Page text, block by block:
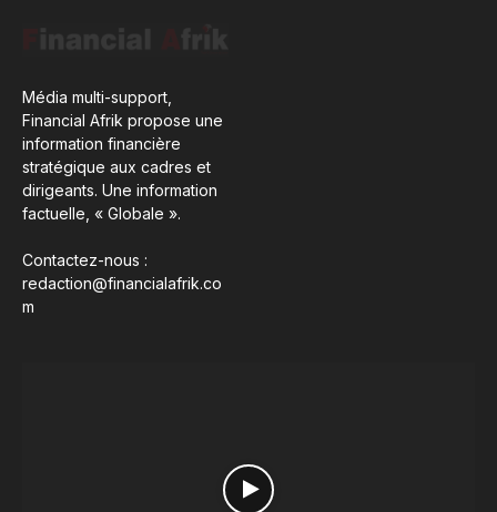
Média multi-support,
Financial Afrik propose une
information financière
stratégique aux cadres et
dirigeants. Une information
factuelle, « Globale ».
Contactez-nous :
redaction@financialafrik.co
m